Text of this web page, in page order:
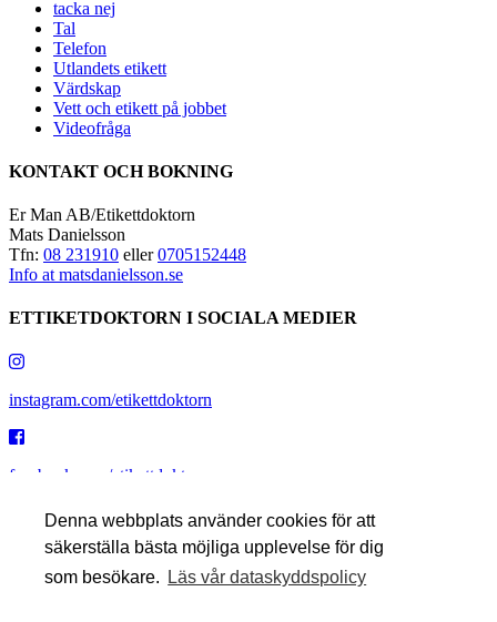
Denna webbplats använder cookies för att
säkerställa bästa möjliga upplevelse för dig
som besökare.
Läs vår dataskyddspolicy
tacka nej
Tal
Telefon
Utlandets etikett
Värdskap
Vett och etikett på jobbet
Videofråga
KONTAKT OCH BOKNING
Er Man AB/Etikettdoktorn
Mats Danielsson
Tfn: 08 231910 eller0705152448
Info at matsdanielsson.se
ETTIKETDOKTORN I SOCIALA MEDIER
instagram.com/etikettdoktorn
facebook.com/etikettdoktorn
youtube.com/etikettdoktorn